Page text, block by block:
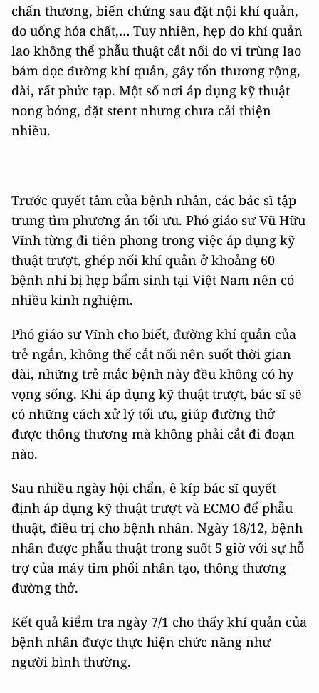
chấn thương, biến chứng sau đặt nội khí quản,
do uống hóa chất,… Tuy nhiên, hẹp do khí quản
lao không thể phẫu thuật cắt nối do vi trùng lao
bám dọc đường khí quản, gây tổn thương rộng,
dài, rất phức tạp. Một số nơi áp dụng kỹ thuật
nong bóng, đặt stent nhưng chưa cải thiện
nhiều.
Trước quyết tâm của bệnh nhân, các bác sĩ tập
trung tìm phương án tối ưu. Phó giáo sư Vũ Hữu
Vĩnh từng đi tiên phong trong việc áp dụng kỹ
thuật trượt, ghép nối khí quản ở khoảng 60
bệnh nhi bị hẹp bẩm sinh tại Việt Nam nên có
nhiều kinh nghiệm.
Phó giáo sư Vĩnh cho biết, đường khí quản của
trẻ ngắn, không thể cắt nối nên suốt thời gian
dài, những trẻ mắc bệnh này đều không có hy
vọng sống. Khi áp dụng kỹ thuật trượt, bác sĩ sẽ
có những cách xử lý tối ưu, giúp đường thở
được thông thương mà không phải cắt đi đoạn
nào.
Sau nhiều ngày hội chẩn, ê kíp bác sĩ quyết
định áp dụng kỹ thuật trượt và ECMO để phẫu
thuật, điều trị cho bệnh nhân. Ngày 18/12, bệnh
nhân được phẫu thuật trong suốt 5 giờ với sự hỗ
trợ của máy tim phổi nhân tạo, thông thương
đường thở.
Kết quả kiểm tra ngày 7/1 cho thấy khí quản của
bệnh nhân được thực hiện chức năng như
người bình thường.